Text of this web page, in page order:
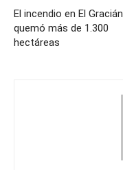
El incendio en El Gracián
quemó más de 1.300
hectáreas